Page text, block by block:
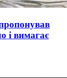
і вимагає